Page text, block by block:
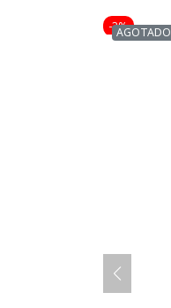
AGOTADO
-3%